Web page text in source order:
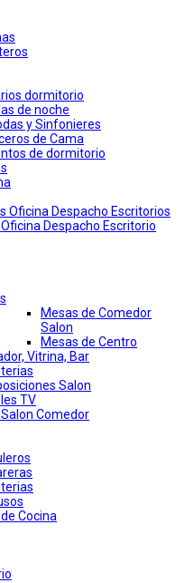
dormitorio
de noche
y Sinfonieres
de Cama
de dormitorio
Oficina Despacho Escritorios
Despacho Escritorio
Mesas de Comedor
Salon
Mesas de Centro
Vitrina, Bar
Salon
TV
Comedor
Cocina